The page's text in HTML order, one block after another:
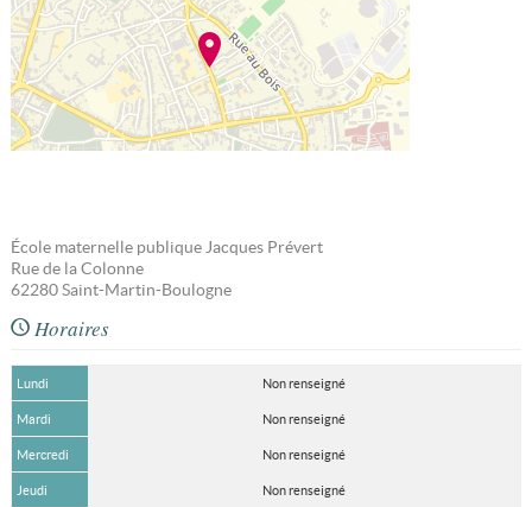
École maternelle publique Jacques Prévert
Rue de la Colonne
62280 Saint-Martin-Boulogne
Horaires
Lundi Non renseigné
Mardi Non renseigné
Mercredi Non renseigné
Jeudi Non renseigné